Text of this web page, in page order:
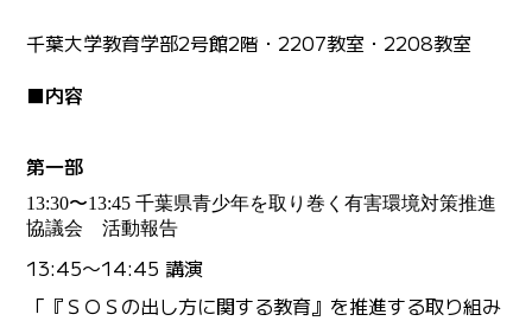
千葉大学教育学部2号館2階・2207教室・2208教室
■内容
第一部
13:30〜13:45 千葉県青少年を取り巻く有害環境対策推進
協議会 活動報告
13:45〜14:45 講演
「『ＳＯＳの出し方に関する教育』を推進する取り組み